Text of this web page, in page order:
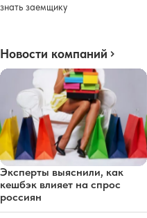
знать заемщику
Новости компаний
Эксперты выяснили, как
кешбэк влияет на спрос
россиян